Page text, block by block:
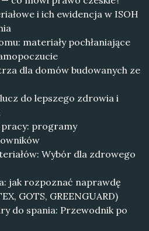
i ich ewidencja w ISOH
materiały pochłaniające
dla domów budowanych ze
do lepszego zdrowia i
programy
Wybór dla zdrowego
jak rozpoznać naprawdę
GOTS, GREENGUARD)
do spania: Przewodnik po